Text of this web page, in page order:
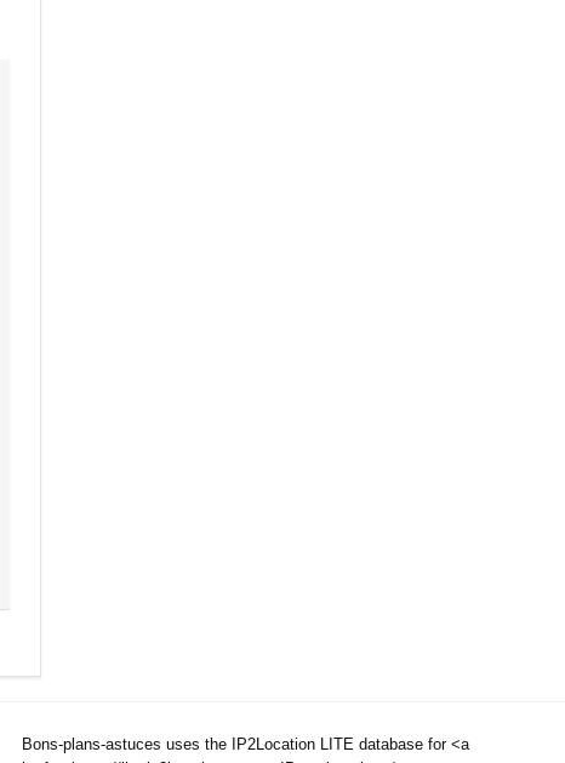
Bons-plans-astuces uses the IP2Location LITE database for <a